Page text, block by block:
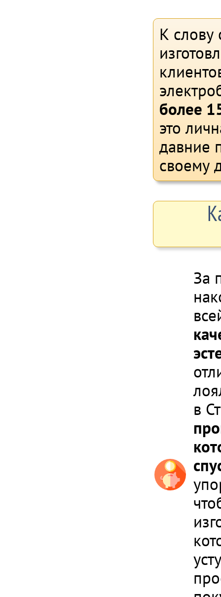
К слову
более
это
давние
своему
За
в